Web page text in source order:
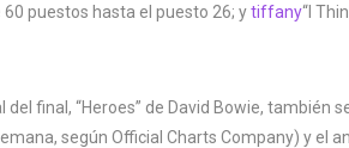
60 puestos hasta el puesto 26; ytiffany“I
del final, “Heroes” de David Bowie, también
según Official Charts Company) y el